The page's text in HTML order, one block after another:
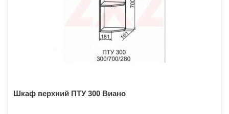
Шкаф верхний ПТУ 300 Виано